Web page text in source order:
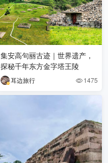
集安高句丽古迹｜世界遗产，
探秘千年东方金字塔王陵
耳边旅行  1475